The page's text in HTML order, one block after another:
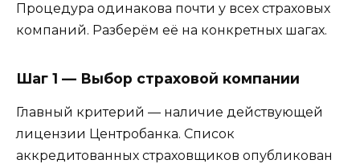
Процедура одинакова почти у всех страховых
компаний. Разберём её на конкретных шагах.
Шаг 1 — Выбор страховой компании
Главный критерий — наличие действующей
лицензии Центробанка. Список
аккредитованных страховщиков опубликован